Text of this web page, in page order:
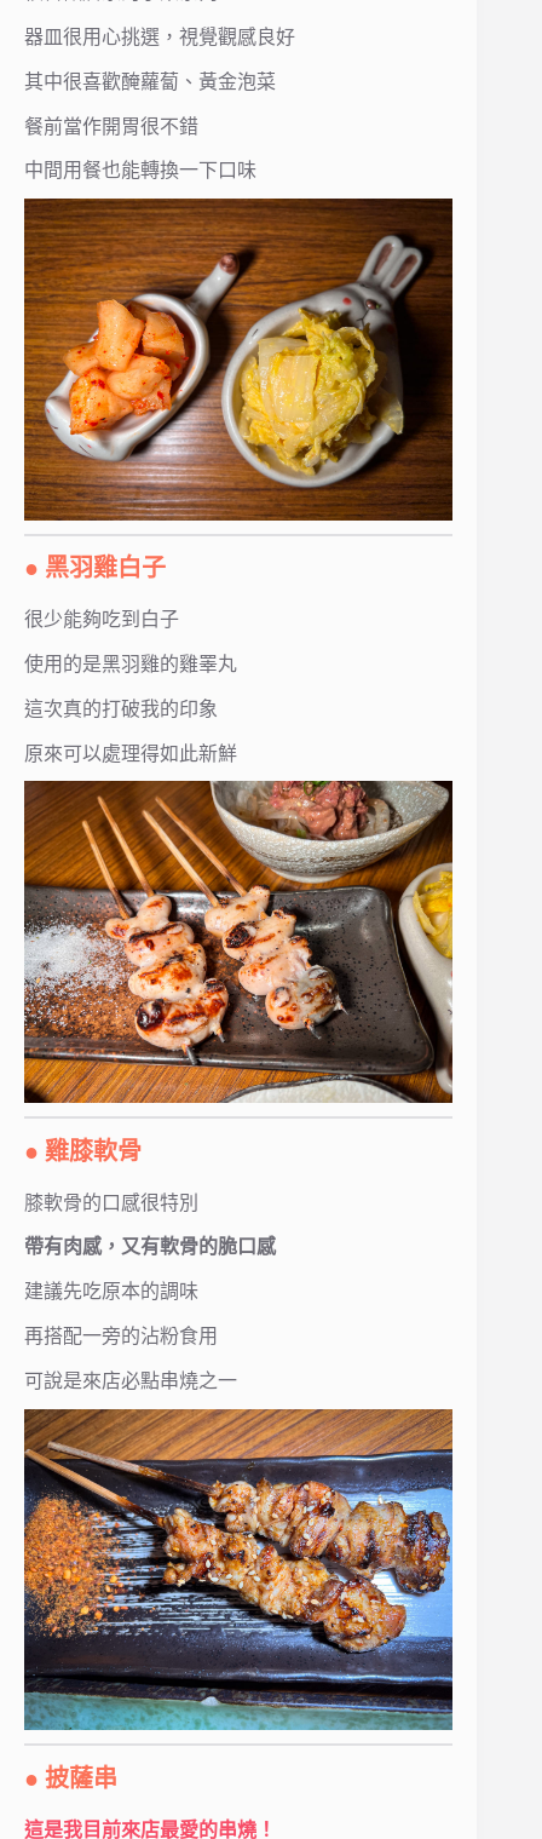
器皿很用心挑選，視覺觀感良好
其中很喜歡醃蘿蔔、黃金泡菜
餐前當作開胃很不錯
中間用餐也能轉換一下口味
● 黑羽雞白子
很少能夠吃到白子
使用的是黑羽雞的雞睪丸
這次真的打破我的印象
原來可以處理得如此新鮮
● 雞膝軟骨
膝軟骨的口感很特別
帶有肉感，又有軟骨的脆口感
建議先吃原本的調味
再搭配一旁的沾粉食用
可說是來店必點串燒之一
● 披薩串
這是我目前來店最愛的串燒！